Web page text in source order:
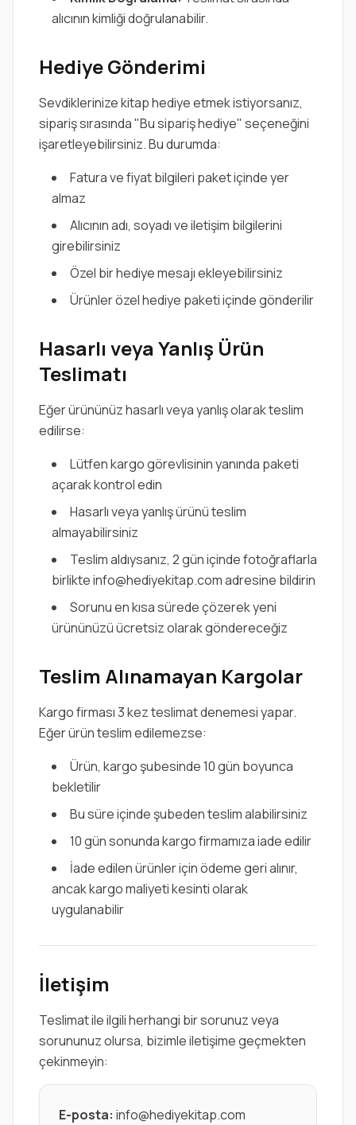
alıcının kimliği doğrulanabilir.
Hediye Gönderimi
Sevdiklerinize kitap hediye etmek istiyorsanız,
sipariş sırasında "Bu sipariş hediye" seçeneğini
işaretleyebilirsiniz. Bu durumda:
Fatura ve fiyat bilgileri paket içinde yer
almaz
Alıcının adı, soyadı ve iletişim bilgilerini
girebilirsiniz
Özel bir hediye mesajı ekleyebilirsiniz
Ürünler özel hediye paketi içinde gönderilir
Hasarlı veya Yanlış Ürün
Teslimatı
Eğer ürününüz hasarlı veya yanlış olarak teslim
edilirse:
Lütfen kargo görevlisinin yanında paketi
açarak kontrol edin
Hasarlı veya yanlış ürünü teslim
almayabilirsiniz
Teslim aldıysanız, 2 gün içinde fotoğraflarla
birlikte info@hediyekitap.com adresine bildirin
Sorunu en kısa sürede çözerek yeni
ürününüzü ücretsiz olarak göndereceğiz
Teslim Alınamayan Kargolar
Kargo firması 3 kez teslimat denemesi yapar.
Eğer ürün teslim edilemezse:
Ürün, kargo şubesinde 10 gün boyunca
bekletilir
Bu süre içinde şubeden teslim alabilirsiniz
10 gün sonunda kargo firmamıza iade edilir
İade edilen ürünler için ödeme geri alınır,
ancak kargo maliyeti kesinti olarak
uygulanabilir
İletişim
Teslimat ile ilgili herhangi bir sorunuz veya
sorununuz olursa, bizimle iletişime geçmekten
çekinmeyin:
E-posta: info@hediyekitap.com